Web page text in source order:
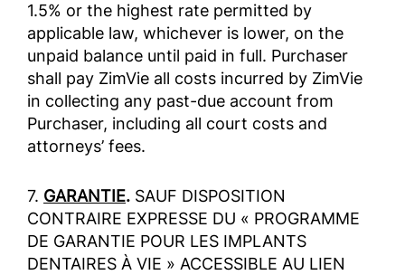
1.5% or the highest rate permitted by
applicable law, whichever is lower, on the
unpaid balance until paid in full. Purchaser
shall pay ZimVie all costs incurred by ZimVie
in collecting any past-due account from
Purchaser, including all court costs and
attorneys’ fees.
7. GARANTIE. SAUF DISPOSITION
CONTRAIRE EXPRESSE DU « PROGRAMME
DE GARANTIE POUR LES IMPLANTS
DENTAIRES À VIE » ACCESSIBLE AU LIEN